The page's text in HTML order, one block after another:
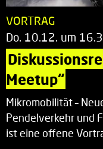
VORTRAG
Do. 10.12. um
Meetup“
Mikromobilität –
Pendelverkehr und
ist eine offene